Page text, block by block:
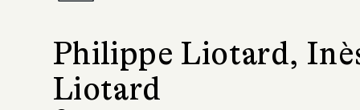
Philippe Liotard,
Liotard